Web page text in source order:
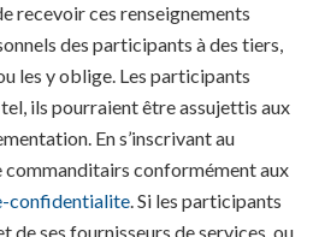
recevoir ces renseignements
des participants à des tiers,
les y oblige. Les participants
ils pourraient être assujettis aux
En s’inscrivant au
commanditairs conformément aux
confidentialite. Si les participants
ses fournisseurs de services, ou